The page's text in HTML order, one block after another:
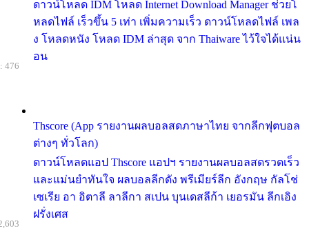
ดาวน์โหลด IDM โหลด Internet Download Manager ช่วยโ
หลดไฟล์ เร็วขึ้น 5 เท่า เพิ่มความเร็ว ดาวน์โหลดไฟล์ เพล
ง โหลดหนัง โหลด IDM ล่าสุด จาก Thaiware ไว้ใจได้แน่น
อน
Thscore (App รายงานผลบอลสดภาษาไทย จากลีกฟุตบอล
ต่างๆ ทั่วโลก)
ดาวน์โหลดแอป Thscore แอปฯ รายงานผลบอลสดรวดเร็ว
และแม่นยำทันใจ ผลบอลลีกดัง พรีเมียร์ลีก อังกฤษ กัลโช่
เซเรีย อา อิตาลี ลาลีกา สเปน บุนเดสลีก้า เยอรมัน ลีกเอิง
ฝรั่งเศส
476